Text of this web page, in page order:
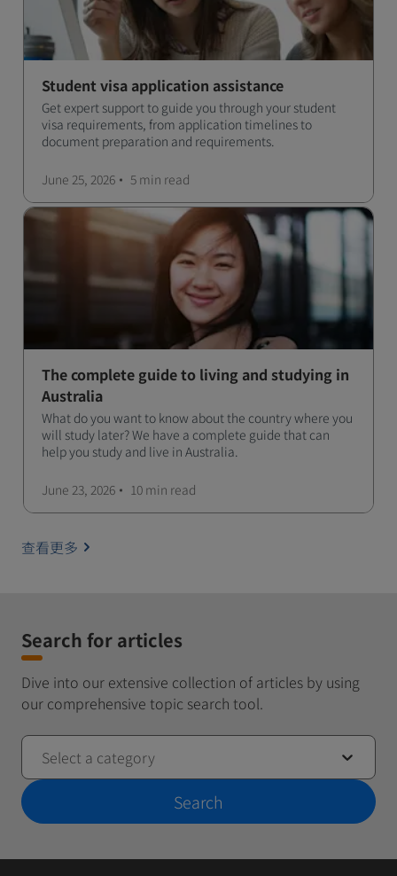
Student visa application assistance
Get expert support to guide you through your student
visa requirements, from application timelines to
document preparation and requirements.
June 25, 2026 5 min read
The complete guide to living and studying in
Australia
What do you want to know about the country where you
will study later? We have a complete guide that can
help you study and live in Australia.
June 23, 2026 10 min read
查看更多
Search for articles
Dive into our extensive collection of articles by using
our comprehensive topic search tool.
Select a category
Search